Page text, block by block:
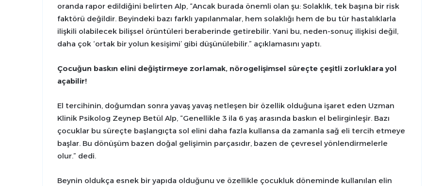
oranda rapor edildiğini belirten Alp, “Ancak burada önemli olan şu: Solaklık, tek başına bir risk
faktörü değildir. Beyindeki bazı farklı yapılanmalar, hem solaklığı hem de bu tür hastalıklarla
ilişkili olabilecek bilişsel örüntüleri beraberinde getirebilir. Yani bu, neden-sonuç ilişkisi değil,
daha çok ‘ortak bir yolun kesişimi’ gibi düşünülebilir.” açıklamasını yaptı.
Çocuğun baskın elini değiştirmeye zorlamak, nörogelişimsel süreçte çeşitli zorluklara yol
açabilir!
El tercihinin, doğumdan sonra yavaş yavaş netleşen bir özellik olduğuna işaret eden Uzman
Klinik Psikolog Zeynep Betül Alp, “Genellikle 3 ila 6 yaş arasında baskın el belirginleşir. Bazı
çocuklar bu süreçte başlangıçta sol elini daha fazla kullansa da zamanla sağ eli tercih etmeye
başlar. Bu dönüşüm bazen doğal gelişimin parçasıdır, bazen de çevresel yönlendirmelerle
olur.” dedi.
Beynin oldukça esnek bir yapıda olduğunu ve özellikle çocukluk döneminde kullanılan elin